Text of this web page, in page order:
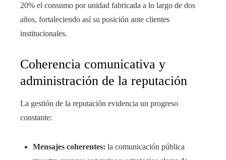
20% el consumo por unidad fabricada a lo largo de dos
años, fortaleciendo así su posición ante clientes
institucionales.
Coherencia comunicativa y
administración de la reputación
La gestión de la reputación evidencia un progreso
constante:
Mensajes coherentes: la comunicación pública